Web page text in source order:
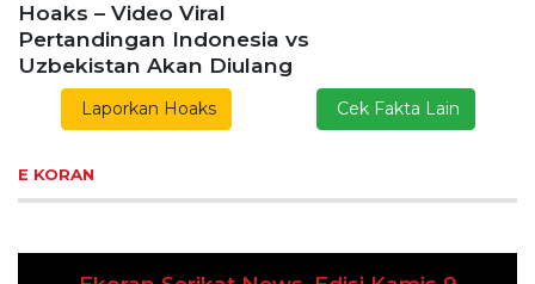
Hoaks – Video Viral
Pertandingan Indonesia vs
Uzbekistan Akan Diulang
Laporkan Hoaks Cek Fakta Lain
E KORAN